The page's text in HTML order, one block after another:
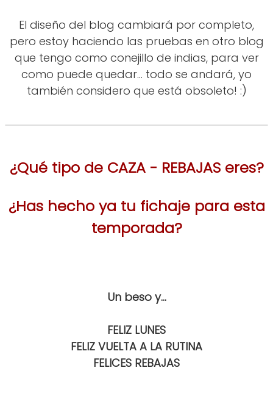
El diseño del blog cambiará por completo,
pero estoy haciendo las pruebas en otro blog
que tengo como conejillo de indias, para ver
como puede quedar... todo se andará, yo
también considero que está obsoleto! :)
¿Qué tipo de CAZA - REBAJAS eres?
¿Has hecho ya tu fichaje para esta
temporada?
Un beso y...
FELIZ LUNES
FELIZ VUELTA A LA RUTINA
FELICES REBAJAS